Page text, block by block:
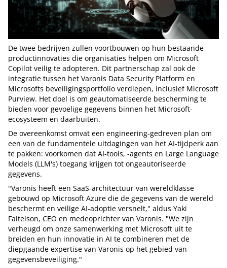
De twee bedrijven zullen voortbouwen op hun bestaande
productinnovaties die organisaties helpen om Microsoft
Copilot veilig te adopteren. Dit partnerschap zal ook de
integratie tussen het Varonis Data Security Platform en
Microsofts beveiligingsportfolio verdiepen, inclusief Microsoft
Purview. Het doel is om geautomatiseerde bescherming te
bieden voor gevoelige gegevens binnen het Microsoft-
ecosysteem en daarbuiten.
De overeenkomst omvat een engineering-gedreven plan om
een van de fundamentele uitdagingen van het AI-tijdperk aan
te pakken: voorkomen dat AI-tools, -agents en Large Language
Models (LLM's) toegang krijgen tot ongeautoriseerde
gegevens.
"Varonis heeft een SaaS-architectuur van wereldklasse
gebouwd op Microsoft Azure die de gegevens van de wereld
beschermt en veilige AI-adoptie versnelt," aldus Yaki
Faitelson, CEO en medeoprichter van Varonis. "We zijn
verheugd om onze samenwerking met Microsoft uit te
breiden en hun innovatie in AI te combineren met de
diepgaande expertise van Varonis op het gebied van
gegevensbeveiliging."